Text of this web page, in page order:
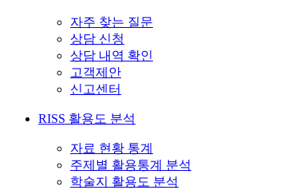
자주 찾는 질문
상담 신청
상담 내역 확인
고객제안
신고센터
RISS 활용도 분석
자료 현황 통계
주제별 활용통계 분석
학술지 활용도 분석